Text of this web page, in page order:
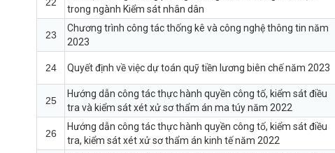
trong ngành Kiểm sát nhân dân
23
Chương trình công tác thống kê và công nghệ thông tin năm
2023
24 Quyết định về việc dự toán quỹ tiền lương biên chế năm 2023
25
Hướng dẫn công tác thực hành quyền công tố, kiểm sát điều
tra và kiểm sát xét xử sơ thẩm án ma túy năm 2022
26
Hướng dẫn công tác thực hành quyền công tố, kiểm sát điều
tra, kiểm sát xét xử sơ thẩm án kinh tế năm 2022